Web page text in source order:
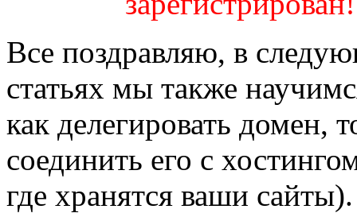
Все поздравляю, в
статьях мы также
как делегировать домен,
соединить его с
где хранятся ваши сайты).